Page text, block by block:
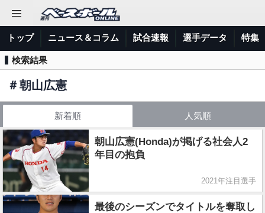
トップ ニュース＆コラム 試合速報 選手データ 特集
検索結果
＃朝山広憲
新着順 人気順
朝山広憲(Honda)が掲げる社会人2
年目の抱負
2021年注目選手
最後のシーズンでタイトルを奪取し